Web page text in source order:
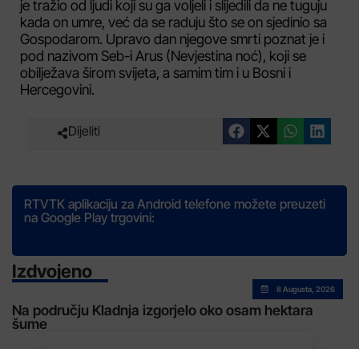
je tražio od ljudi koji su ga voljeli i slijedili da ne tuguju
kada on umre, već da se raduju što se on sjedinio sa
Gospodarom. Upravo dan njegove smrti poznat je i
pod nazivom Seb-i Arus (Nevjestina noć), koji se
obilježava širom svijeta, a samim tim i u Bosni i
Hercegovini.
Dijeliti
RTVTK aplikaciju za Android telefone možete preuzeti
na Google Play trgovini:
Izdvojeno
8 Augusta, 2026
Na području Kladnja izgorjelo oko osam hektara
šume